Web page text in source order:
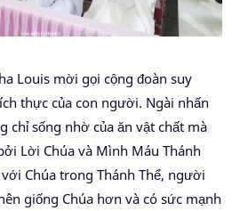
Louis mời gọi cộng đoàn suy
thực của con người. Ngài nhấn
chỉ sống nhờ của ăn vật chất mà
Lời Chúa và Mình Máu Thánh
Chúa trong Thánh Thể, người
giống Chúa hơn và có sức mạnh